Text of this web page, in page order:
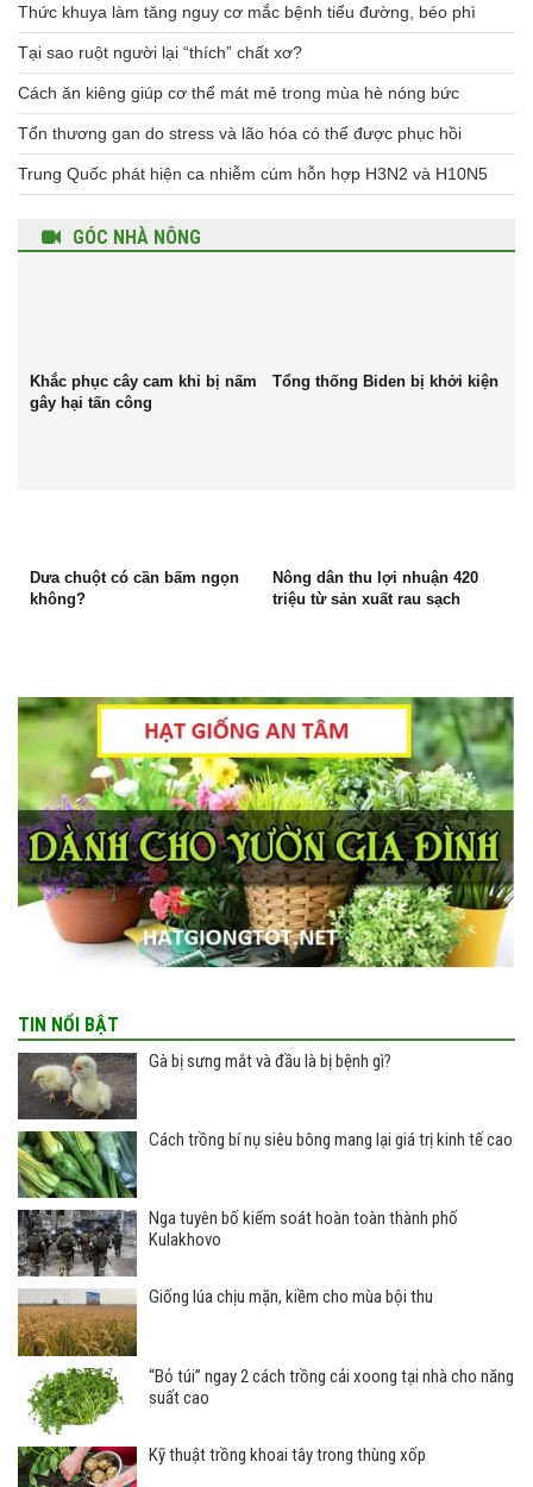
Thức khuya làm tăng nguy cơ mắc bệnh tiểu đường, béo phì
Tại sao ruột người lại “thích” chất xơ?
Cách ăn kiêng giúp cơ thể mát mẻ trong mùa hè nóng bức
Tổn thương gan do stress và lão hóa có thể được phục hồi
Trung Quốc phát hiện ca nhiễm cúm hỗn hợp H3N2 và H10N5
GÓC NHÀ NÔNG
Khắc phục cây cam khi bị nấm
gây hại tấn công
Tổng thống Biden bị khởi kiện
Dưa chuột có cần bấm ngọn
không?
Nông dân thu lợi nhuận 420
triệu từ sản xuất rau sạch
TIN NỔI BẬT
Gà bị sưng mắt và đầu là bị bệnh gì?
Cách trồng bí nụ siêu bông mang lại giá trị kinh tế cao
Nga tuyên bố kiểm soát hoàn toàn thành phố
Kulakhovo
Giống lúa chịu mặn, kiềm cho mùa bội thu
“Bỏ túi” ngay 2 cách trồng cải xoong tại nhà cho năng
suất cao
Kỹ thuật trồng khoai tây trong thùng xốp